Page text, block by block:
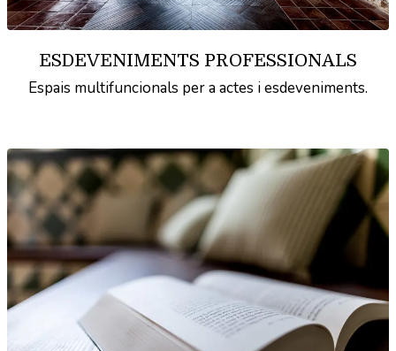
ESDEVENIMENTS PROFESSIONALS
Espais multifuncionals per a actes i esdeveniments.